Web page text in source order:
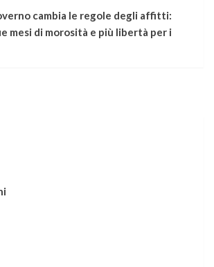
cambia le regole degli affitti:
mesi di morosità e più libertà per i